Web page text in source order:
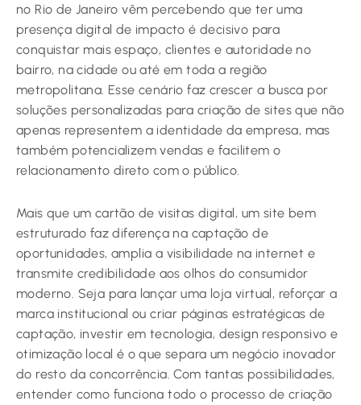
no Rio de Janeiro vêm percebendo que ter uma
presença digital de impacto é decisivo para
conquistar mais espaço, clientes e autoridade no
bairro, na cidade ou até em toda a região
metropolitana. Esse cenário faz crescer a busca por
soluções personalizadas para criação de sites que não
apenas representem a identidade da empresa, mas
também potencializem vendas e facilitem o
relacionamento direto com o público.
Mais que um cartão de visitas digital, um site bem
estruturado faz diferença na captação de
oportunidades, amplia a visibilidade na internet e
transmite credibilidade aos olhos do consumidor
moderno. Seja para lançar uma loja virtual, reforçar a
marca institucional ou criar páginas estratégicas de
captação, investir em tecnologia, design responsivo e
otimização local é o que separa um negócio inovador
do resto da concorrência. Com tantas possibilidades,
entender como funciona todo o processo de criação